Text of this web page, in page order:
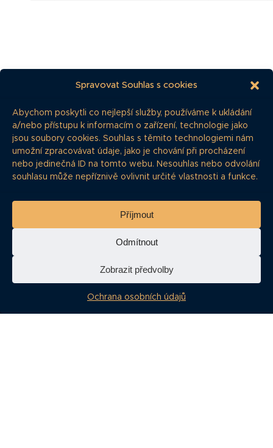
Spravovat Souhlas s cookies
Abychom poskytli co nejlepší služby, používáme k ukládání
a/nebo přístupu k informacím o zařízení, technologie jako
jsou soubory cookies. Souhlas s těmito technologiemi nám
umožní zpracovávat údaje, jako je chování při procházení
nebo jedinečná ID na tomto webu. Nesouhlas nebo odvolání
souhlasu může nepříznivě ovlivnit určité vlastnosti a funkce.
Příjmout
Odmítnout
Zobrazit předvolby
Ochrana osobních údajů
Dokumenty
Vše o dluhopisech na jednom místě
NAVIGACE